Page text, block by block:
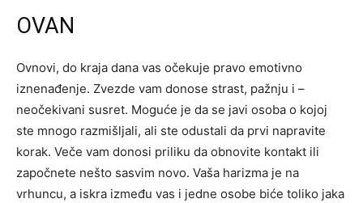
OVAN
Ovnovi, do kraja dana vas očekuje pravo emotivno
iznenađenje. Zvezde vam donose strast, pažnju i –
neočekivani susret. Moguće je da se javi osoba o kojoj
ste mnogo razmišljali, ali ste odustali da prvi napravite
korak. Veče vam donosi priliku da obnovite kontakt ili
započnete nešto sasvim novo. Vaša harizma je na
vrhuncu, a iskra između vas i jedne osobe biće toliko jaka